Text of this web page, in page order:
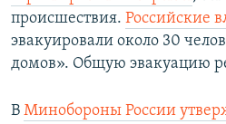
происшествия. Российские
эвакуировали около 30
домов». Общую эвакуацию
В Минобороны России